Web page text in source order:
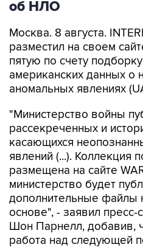
Москва. 8 августа.
пятую по счету
американских данных о
аномальных явлениях
"Министерство войны
касающихся
явлений (...). Коллекция
размещена на сайте
министерство будет
дополнительные файлы
основе", - заявил пресс-
Шон Парнелл, добавив,
работа над следующей
Как и в предыдущих